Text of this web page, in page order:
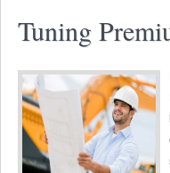
Tuning